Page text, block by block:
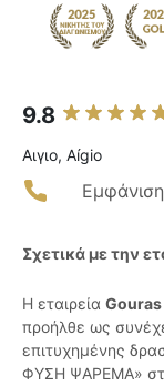
9.8
Αιγιο, Aígio
Σχετικά με την
Η εταιρεία
προήλθε ως
επιτυχημένης
ΦΥΣΗ ΨΑΡΕΜΑ»